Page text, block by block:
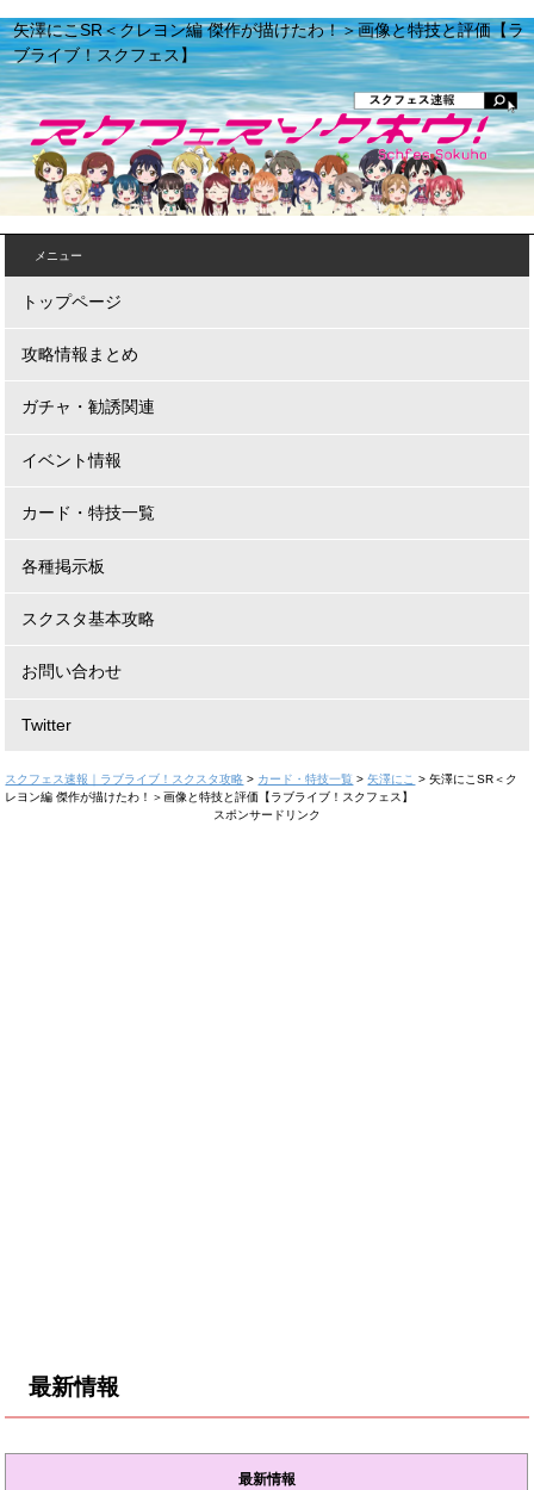
矢澤にこSR＜クレヨン編 傑作が描けたわ！＞画像と特技と評価【ラ
ブライブ！スクフェス】
メニュー
トップページ
攻略情報まとめ
ガチャ・勧誘関連
イベント情報
カード・特技一覧
各種掲示板
スクスタ基本攻略
お問い合わせ
Twitter
スクフェス速報｜ラブライブ！スクスタ攻略 > カード・特技一覧 >矢澤にこ >矢澤にこSR＜ク
レヨン編 傑作が描けたわ！＞画像と特技と評価【ラブライブ！スクフェス】
スポンサードリンク
最新情報
最新情報